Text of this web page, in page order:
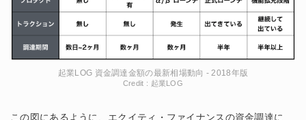
起業LOG 資金調達金額の最新相場動向 - 2018年版
Credit : 起業LOG
この図にあるように、エクイティ・ファイナンスの資金調達に